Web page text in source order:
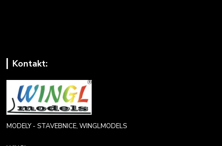
Kontakt:
MODELY - STAVEBNICE, WINGLMODELS